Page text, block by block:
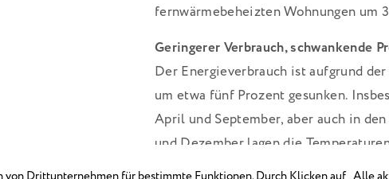
fernwärmebeheizten Wohnungen um
Geringerer Verbrauch, schwankende
Der Energieverbrauch ist aufgrund
um etwa fünf Prozent gesunken.
April und September, aber auch in
und Dezember lagen die
Vorjahres.